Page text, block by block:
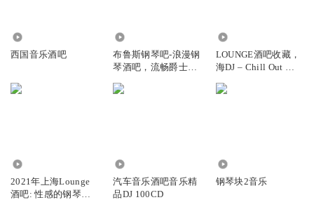
西国音乐酒吧
布鲁斯钢琴吧-浪漫钢
琴酒吧，流畅爵士背
LOUNGE酒吧收藏，
海DJ – Chill Out 音
夏日爱情音乐
2021年上海Lounge
酒吧: 性感的钢琴音
汽车音乐酒吧音乐精
品DJ 100CD
钢琴块2音乐